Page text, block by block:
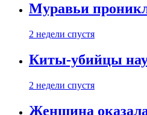
Муравьи
2 недели спустя
Киты-убийцы
2 недели спустя
Женщина